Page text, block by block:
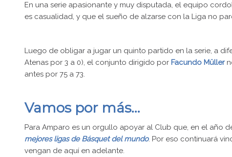
En una serie apasionante y muy disputada, el equipo
es casualidad, y que el sueño de alzarse con la Liga no
Luego de obligar a jugar un quinto partido en la serie, a
Atenas por 3 a 0), el conjunto dirigido por Facundo Müller
antes por 75 a 73.
Vamos por más…
Para Amparo es un orgullo apoyar al Club que, en el año
mejores ligas de Básquet del mundo. Por eso continuará
vengan de aquí en adelante.